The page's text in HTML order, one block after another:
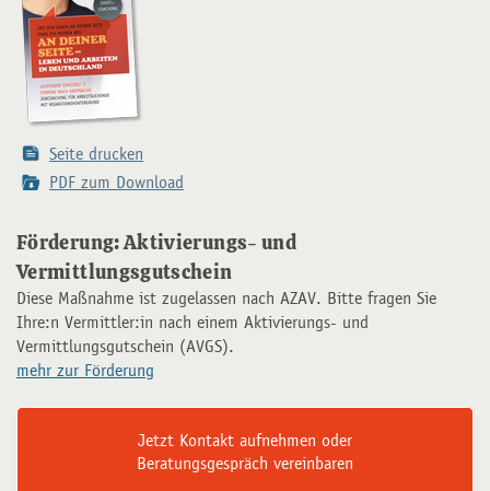
Seite drucken
PDF zum Download
Förderung: Aktivierungs- und
Vermittlungsgutschein
Diese Maßnahme ist zugelassen nach AZAV. Bitte fragen Sie
Ihre:n Vermittler:in nach einem Aktivierungs- und
Vermittlungsgutschein (AVGS).
mehr zur Förderung
Jetzt Kontakt aufnehmen oder
Beratungsgespräch vereinbaren